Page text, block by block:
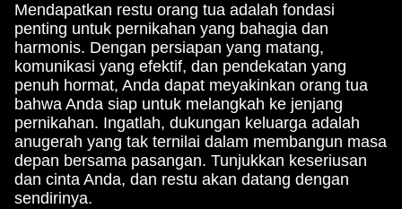
Mendapatkan restu orang tua adalah fondasi
penting untuk pernikahan yang bahagia dan
harmonis. Dengan persiapan yang matang,
komunikasi yang efektif, dan pendekatan yang
penuh hormat, Anda dapat meyakinkan orang tua
bahwa Anda siap untuk melangkah ke jenjang
pernikahan. Ingatlah, dukungan keluarga adalah
anugerah yang tak ternilai dalam membangun masa
depan bersama pasangan. Tunjukkan keseriusan
dan cinta Anda, dan restu akan datang dengan
sendirinya.